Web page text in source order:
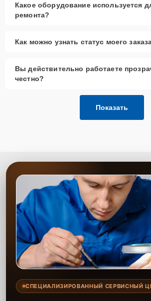
Какое оборудование используется
ремонта?
Как можно узнать статус моего
Вы действительно работаете
честно?
Показать
СПЕЦИАЛИЗИРОВАННЫЙ СЕРВИСНЫЙ